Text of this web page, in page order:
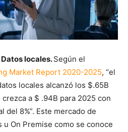
locales.Según el
Market Report 2020-2025, “el
locales alcanzó los $.65B
a $ .94B para 2025 con
del 8%”. Este mercado de
u On Premise como se conoce